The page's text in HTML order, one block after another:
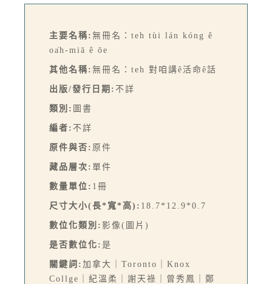
主要名稱: 無冊名：teh tùi lán kóng ê
oa̍h-miā ê ōe
其他名稱: 無冊名：teh 對咱講ê活命ê話
出版/發行日期: 不詳
類別: 圖書
編者: 不詳
原件與否: 原件
藏品層次: 單件
數量單位: 1冊
尺寸大小(長*寬*高): 18.7*12.9*0.7
數位化類別: 影像(圖片)
是否數位化: 是
關鍵詞: 加拿大｜Toronto｜Knox
Collge｜紀溫柔｜謝天祿｜曾秀鳳｜鄭